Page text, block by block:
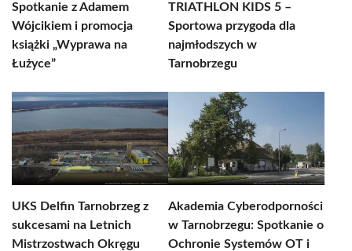
Spotkanie z Adamem
Wójcikiem i promocja
książki „Wyprawa na
Łużyce”
TRIATHLON KIDS 5 –
Sportowa przygoda dla
najmłodszych w
Tarnobrzegu
UKS Delfin Tarnobrzeg z
sukcesami na Letnich
Mistrzostwach Okręgu
Akademia Cyberodporności
w Tarnobrzegu: Spotkanie o
Ochronie Systemów OT i